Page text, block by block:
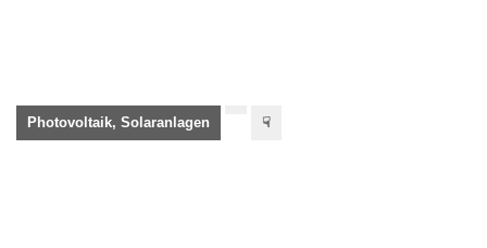
Photovoltaik, Solaranlagen ☟